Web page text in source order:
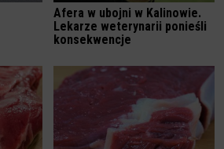
Afera w ubojni w Kalinowie.
Lekarze weterynarii ponieśli
konsekwencje